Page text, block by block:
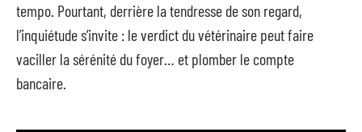
tempo. Pourtant, derrière la tendresse de son regard,
l’inquiétude s’invite : le verdict du vétérinaire peut faire
vaciller la sérénité du foyer… et plomber le compte
bancaire.